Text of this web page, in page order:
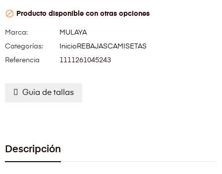
 Producto disponible con otras opciones
Marca:
MULAYA
Categorías:
Inicio REBAJASCAMISETAS
Referencia
1111261045243
Guia de tallas
Descripción